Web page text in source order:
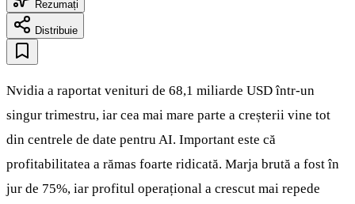
Rezumați
Distribuie
Nvidia a raportat venituri de 68,1 miliarde USD într-un
singur trimestru, iar cea mai mare parte a creșterii vine tot
din centrele de date pentru AI. Important este că
profitabilitatea a rămas foarte ridicată. Marja brută a fost în
jur de 75%, iar profitul operațional a crescut mai repede